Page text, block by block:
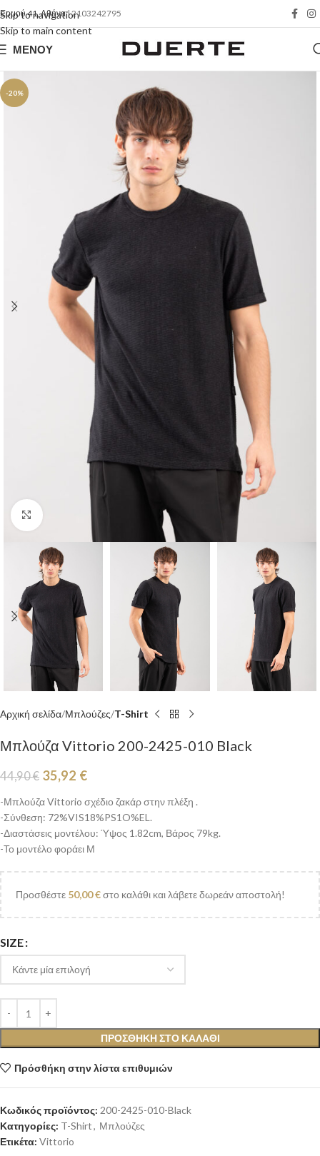
Skip to navigation
Skip to main content
Ερμού 41, Αθήνα| 2103242795
ΜΕΝΟΎ
-20%
Κλικ για μεγέθυνση
Αρχική σελίδα Μπλούζες T-Shirt
Μπλούζα Vittorio 200-2425-010 Black
44,90€ 35,92 €
-Μπλούζα Vittorio σχέδιο ζακάρ στην πλέξη .
-Σύνθεση: 72%VIS18%PS1O%EL.
-Διαστάσεις μοντέλου: Ύψος 1.82cm, Βάρος 79kg.
-Το μοντέλο φοράει Μ
Προσθέστε 50,00€στο καλάθι και λάβετε δωρεάν αποστολή!
SIZE
ΠΡΟΣΘΉΚΗ ΣΤΟ ΚΑΛΆΘΙ
Πρόσθήκη στην λίστα επιθυμιών
Κωδικός προϊόντος: 200-2425-010-Black
Κατηγορίες: T-Shirt, Μπλούζες
Ετικέτα: Vittorio